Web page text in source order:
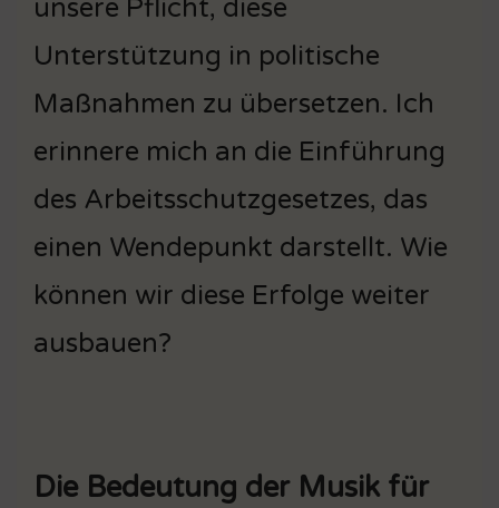
unsere Pflicht, diese
Unterstützung in politische
Maßnahmen zu übersetzen. Ich
erinnere mich an die Einführung
des Arbeitsschutzgesetzes, das
einen Wendepunkt darstellt. Wie
können wir diese Erfolge weiter
ausbauen?
Die Bedeutung der Musik für